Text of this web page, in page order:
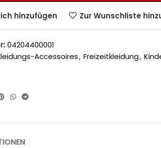
hinzufügen Zur Wunschliste
04204400001
Accessoires, Freizeitkleidung,